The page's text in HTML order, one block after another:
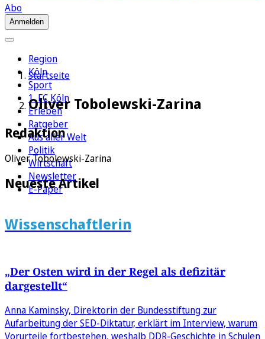
Abo
Anmelden
Region
Köln
Sport
1. FC Köln
Erleben
Ratgeber
Aus aller Welt
Politik
Wirtschaft
Newsletter
E-Paper
Startseite
Oliver Tobolewski-Zarina
Redaktion
Oliver Tobolewski-Zarina
Neueste Artikel
Wissenschaftlerin
„Der Osten wird in der Regel als defizitär
dargestellt“
Anna Kaminsky, Direktorin der Bundesstiftung zur
Aufarbeitung der SED-Diktatur, erklärt im Interview, warum
Vorurteile fortbestehen, weshalb DDR-Geschichte in Schulen